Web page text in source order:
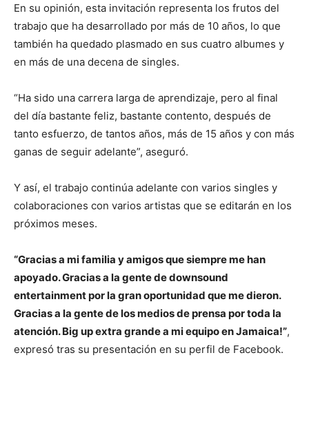
En su opinión, esta invitación representa los frutos del
trabajo que ha desarrollado por más de 10 años, lo que
también ha quedado plasmado en sus cuatro albumes y
en más de una decena de singles.
“Ha sido una carrera larga de aprendizaje, pero al final
del día bastante feliz, bastante contento, después de
tanto esfuerzo, de tantos años, más de 15 años y con más
ganas de seguir adelante”, aseguró.
Y así, el trabajo continúa adelante con varios singles y
colaboraciones con varios artistas que se editarán en los
próximos meses.
“Gracias a mi familia y amigos que siempre me han
apoyado. Gracias a la gente de downsound
entertainment por la gran oportunidad que me dieron.
Gracias a la gente de los medios de prensa por toda la
atención. Big up extra grande a mi equipo en Jamaica!”,
expresó tras su presentación en su perfil de Facebook.